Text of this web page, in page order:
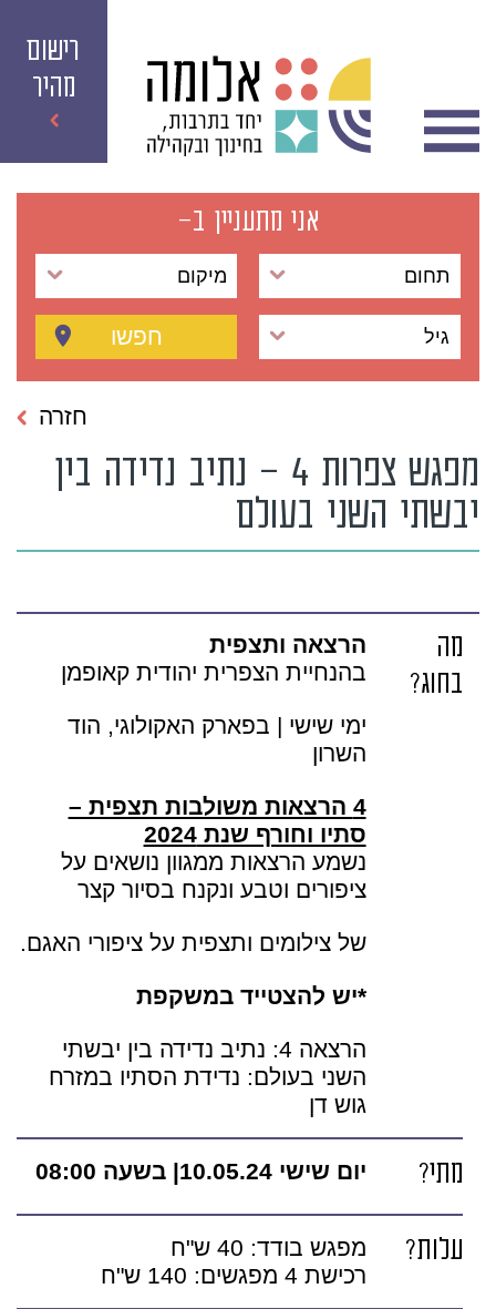
רישום
מהיר
אני מתעניין ב-
תחום מיקום
גיל חפשו
מפגש צפרות 4 – נתיב נדידה בין
יבשתי השני בעולם
חזרה
מה
בחוג?
הרצאה ותצפית
בהנחיית הצפרית יהודית קאופמן
ימי שישי | בפארק האקולוגי, הוד
השרון
4 הרצאות משולבות תצפית –
סתיו וחורף שנת 2024
נשמע הרצאות ממגוון נושאים על
ציפורים וטבע ונקנח בסיור קצר
של צילומים ותצפית על ציפורי האגם.
*יש להצטייד במשקפת
הרצאה 4: נתיב נדידה בין יבשתי
השני בעולם: נדידת הסתיו במזרח
גוש דן
מתי? יום שישי 10.05.24| בשעה 08:00
עלות?
מפגש בודד: 40 ש"ח
רכישת 4 מפגשים: 140 ש"ח